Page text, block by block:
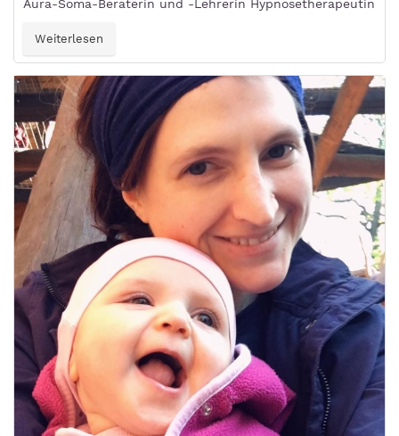
Aura-Soma-Beraterin und -Lehrerin Hypnosetherapeutin
Weiterlesen